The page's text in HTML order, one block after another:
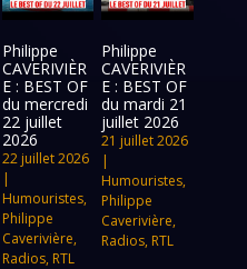
Philippe
CAVERIVIÈR
E : BEST OF
du mercredi
22 juillet
2026
22 juillet 2026
|
Humouristes,
Philippe
Caverivière,
Radios, RTL
Philippe
CAVERIVIÈR
E : BEST OF
du mardi 21
juillet 2026
21 juillet 2026
|
Humouristes,
Philippe
Caverivière,
Radios, RTL